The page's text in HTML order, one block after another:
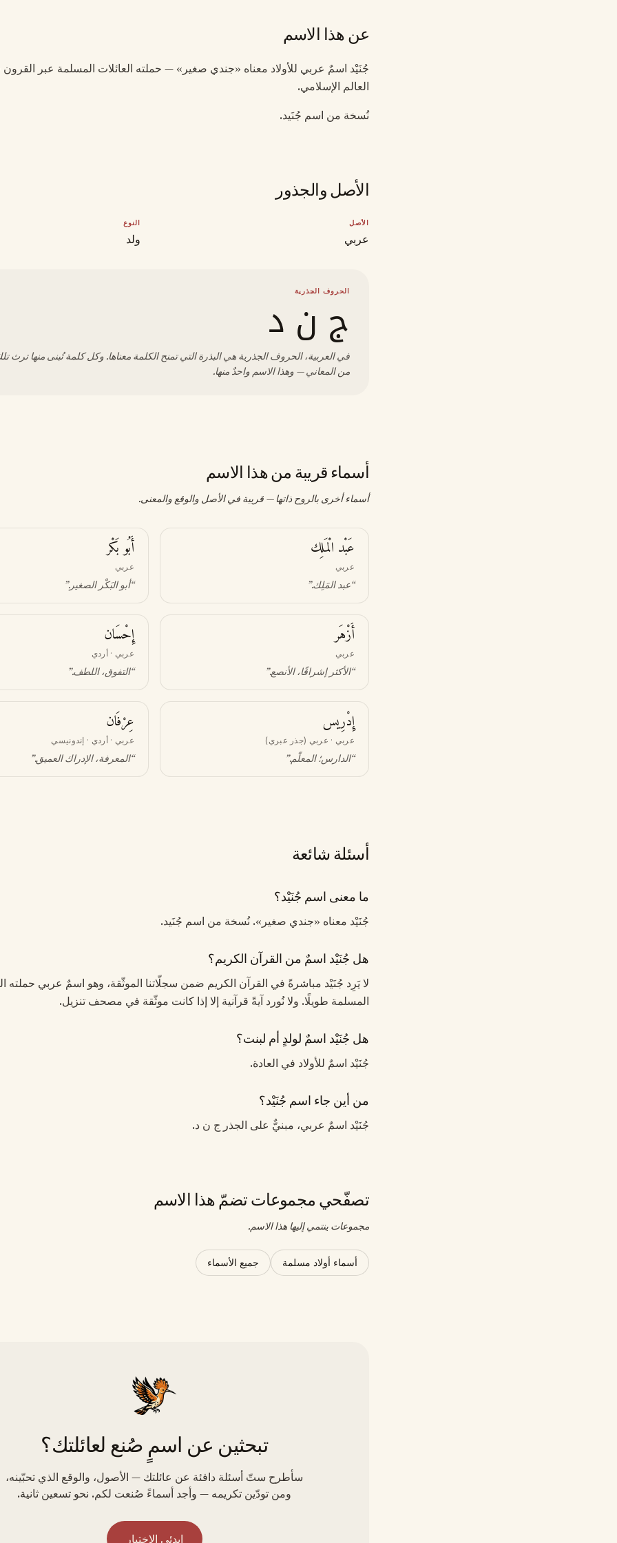
عن هذا الاسم
جُنَيْد اسمٌ عربي للأولاد معناه «جندي صغير» — حملته العائلات المسلمة عبر القرون
العالم الإسلامي.
نُسخة من اسم جُنَيد.
الأصل والجذور
الأصل
عربي
النوع
ولد
الحروف الجذرية
ج ن د
في العربية، الحروف الجذرية هي البذرة التي تمنح الكلمة معناها. وكل كلمة تُبنى منها ترث
من المعاني — وهذا الاسم واحدٌ منها.
أسماء قريبة من هذا الاسم
أسماء أخرى بالروح ذاتها — قريبة في الأصل والوقع والمعنى.
عَبْد الْمَلِك
عربي
“عبد المَلِك.”
أَبُو بَكْر
عربي
“أبو البَكْر الصغير.”
أَزْهَر
عربي
“الأكثر إشراقًا، الأنصع.”
إِحْسَان
عربي · أردي
“التفوق، اللطف.”
إِدْرِيس
عربي · عربي (جذر عبري)
“الدارس؛ المعلّم.”
عِرْفَان
عربي · أردي · إندونيسي
“المعرفة، الإدراك العميق.”
أسئلة شائعة
ما معنى اسم جُنَيْد؟
جُنَيْد معناه «جندي صغير». نُسخة من اسم جُنَيد.
هل جُنَيْد اسمٌ من القرآن الكريم؟
لا يَرِد جُنَيْد مباشرةً في القرآن الكريم ضمن سجلّاتنا الموثّقة، وهو اسمٌ عربي حملته
المسلمة طويلًا. ولا نُورد آيةً قرآنية إلا إذا كانت موثّقة في مصحف تنزيل.
هل جُنَيْد اسمٌ لولدٍ أم لبنت؟
جُنَيْد اسمٌ للأولاد في العادة.
من أين جاء اسم جُنَيْد؟
جُنَيْد اسمٌ عربي، مبنيٌّ على الجذر ج ن د.
تصفّحي مجموعات تضمّ هذا الاسم
مجموعات ينتمي إليها هذا الاسم.
أسماء أولاد مسلمة جميع الأسماء
تبحثين عن اسمٍ صُنع لعائلتك؟
سأطرح ستّ أسئلة دافئة عن عائلتك — الأصول، والوقع الذي تحبّينه،
ومن تودّين تكريمه — وأجد أسماءً صُنعت لكم. نحو تسعين ثانية.
ابدئي الاختبار